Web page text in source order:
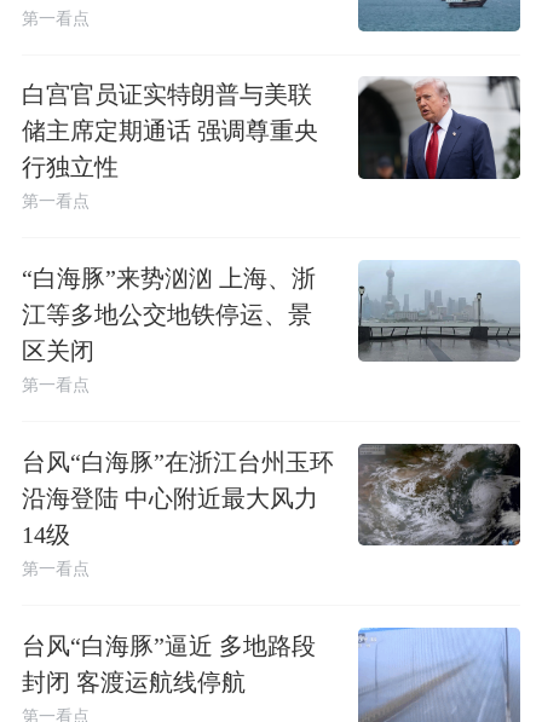
第一看点
白宫官员证实特朗普与美联
储主席定期通话 强调尊重央
行独立性
第一看点
“白海豚”来势汹汹 上海、浙
江等多地公交地铁停运、景
区关闭
第一看点
台风“白海豚”在浙江台州玉环
沿海登陆 中心附近最大风力
14级
第一看点
台风“白海豚”逼近 多地路段
封闭 客渡运航线停航
第一看点